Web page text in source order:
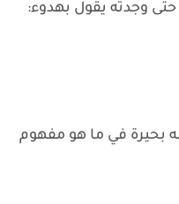
وجدته يقول بهدوء:
بحيرة في ما هو مفهوم